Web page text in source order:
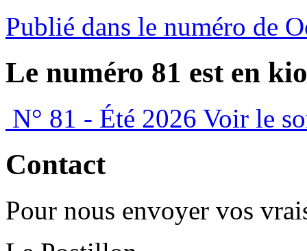
Publié dans le numéro de
Le numéro 81 est en
N° 81 - Été 2026 Voir le
Contact
Pour nous envoyer vos